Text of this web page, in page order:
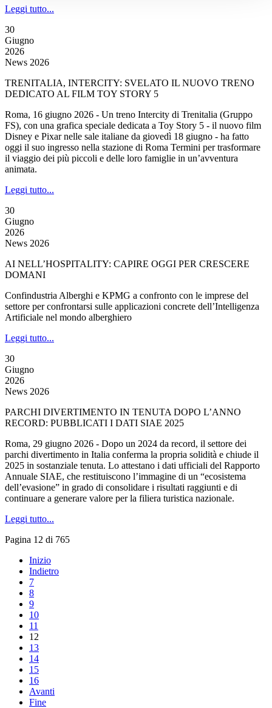
Leggi tutto...
30
Giugno
2026
News 2026
TRENITALIA, INTERCITY: SVELATO IL NUOVO TRENO
DEDICATO AL FILM TOY STORY 5
Roma, 16 giugno 2026 - Un treno Intercity di Trenitalia (Gruppo
FS), con una grafica speciale dedicata a Toy Story 5 - il nuovo film
Disney e Pixar nelle sale italiane da giovedì 18 giugno - ha fatto
oggi il suo ingresso nella stazione di Roma Termini per trasformare
il viaggio dei più piccoli e delle loro famiglie in un’avventura
animata.
Leggi tutto...
30
Giugno
2026
News 2026
AI NELL’HOSPITALITY: CAPIRE OGGI PER CRESCERE
DOMANI
Confindustria Alberghi e KPMG a confronto con le imprese del
settore per confrontarsi sulle applicazioni concrete dell’Intelligenza
Artificiale nel mondo alberghiero
Leggi tutto...
30
Giugno
2026
News 2026
PARCHI DIVERTIMENTO IN TENUTA DOPO L’ANNO
RECORD: PUBBLICATI I DATI SIAE 2025
Roma, 29 giugno 2026 - Dopo un 2024 da record, il settore dei
parchi divertimento in Italia conferma la propria solidità e chiude il
2025 in sostanziale tenuta. Lo attestano i dati ufficiali del Rapporto
Annuale SIAE, che restituiscono l’immagine di un “ecosistema
dell’evasione” in grado di consolidare i risultati raggiunti e di
continuare a generare valore per la filiera turistica nazionale.
Leggi tutto...
Pagina 12 di 765
Inizio
Indietro
7
8
9
10
11
12
13
14
15
16
Avanti
Fine